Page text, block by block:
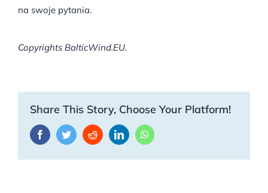
na swoje pytania.
Copyrights BalticWind.EU.
Share This Story, Choose Your Platform!
FacebookTwitterRedditLinkedInWhatsApp